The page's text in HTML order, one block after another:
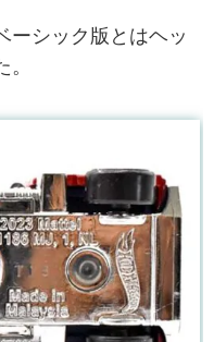
ーシック版とはヘッ